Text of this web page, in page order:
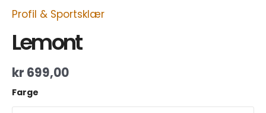
Profil & Sportsklær
Lemont
kr 699,00
Farge